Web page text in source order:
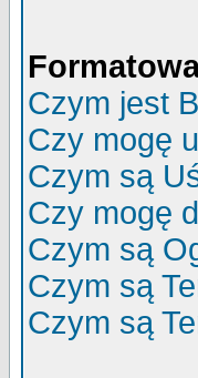
Czym jest
Czy mogę
Czym są
Czy mogę
Czym są
Czym są
Czym są